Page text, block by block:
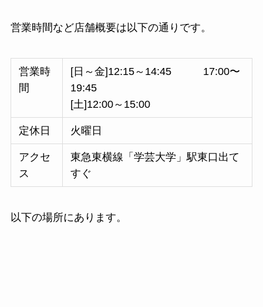
営業時間など店舗概要は以下の通りです。
営業時
間
[日～金]12:15～14:45 17:00〜
19:45
[土]12:00～15:00
定休日 火曜日
アクセ
ス
東急東横線「学芸大学」駅東口出て
すぐ
以下の場所にあります。